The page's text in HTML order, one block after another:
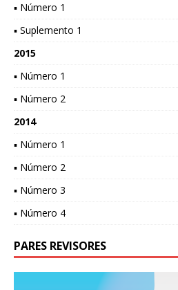
▪ Número 1
▪ Suplemento 1
2015
▪ Número 1
▪ Número 2
2014
▪ Número 1
▪ Número 2
▪ Número 3
▪ Número 4
PARES REVISORES